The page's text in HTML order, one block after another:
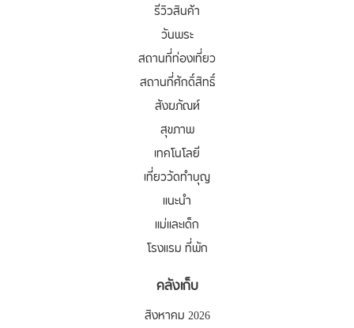
รีวิวสินค้า
วันพระ
สถานที่ท่องเที่ยว
สถานที่ศักดิ์สิทธิ์
สังฆภัณฑ์
สุขภาพ
เทคโนโลยี
เที่ยววัดทำบุญ
แนะนำ
แม่และเด็ก
โรงแรม ที่พัก
คลังเก็บ
สิงหาคม 2026